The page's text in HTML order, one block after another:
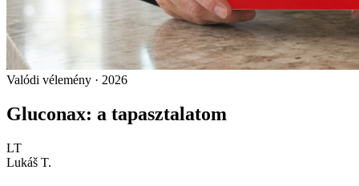
Valódi vélemény · 2026
Gluconax: a tapasztalatom
LT
Lukáš T.